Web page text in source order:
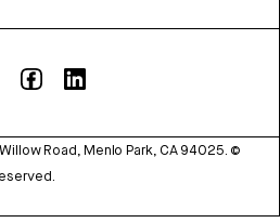
Road, Menlo Park, CA 94025. ©